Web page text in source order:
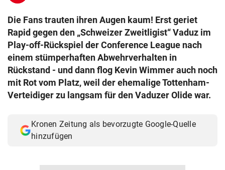
search
eingeben
© Krone Multimedia GmbH & Co KG 2026
Muthgasse 2, 1190 Wien
Die Fans trauten ihren Augen kaum! Erst geriet
Rapid gegen den „Schweizer Zweitligist“ Vaduz im
Play-off-Rückspiel der Conference League nach
einem stümperhaften Abwehrverhalten in
Rückstand - und dann flog Kevin Wimmer auch noch
mit Rot vom Platz, weil der ehemalige Tottenham-
Verteidiger zu langsam für den Vaduzer Olide war.
Kronen Zeitung als bevorzugte Google-Quelle
hinzufügen